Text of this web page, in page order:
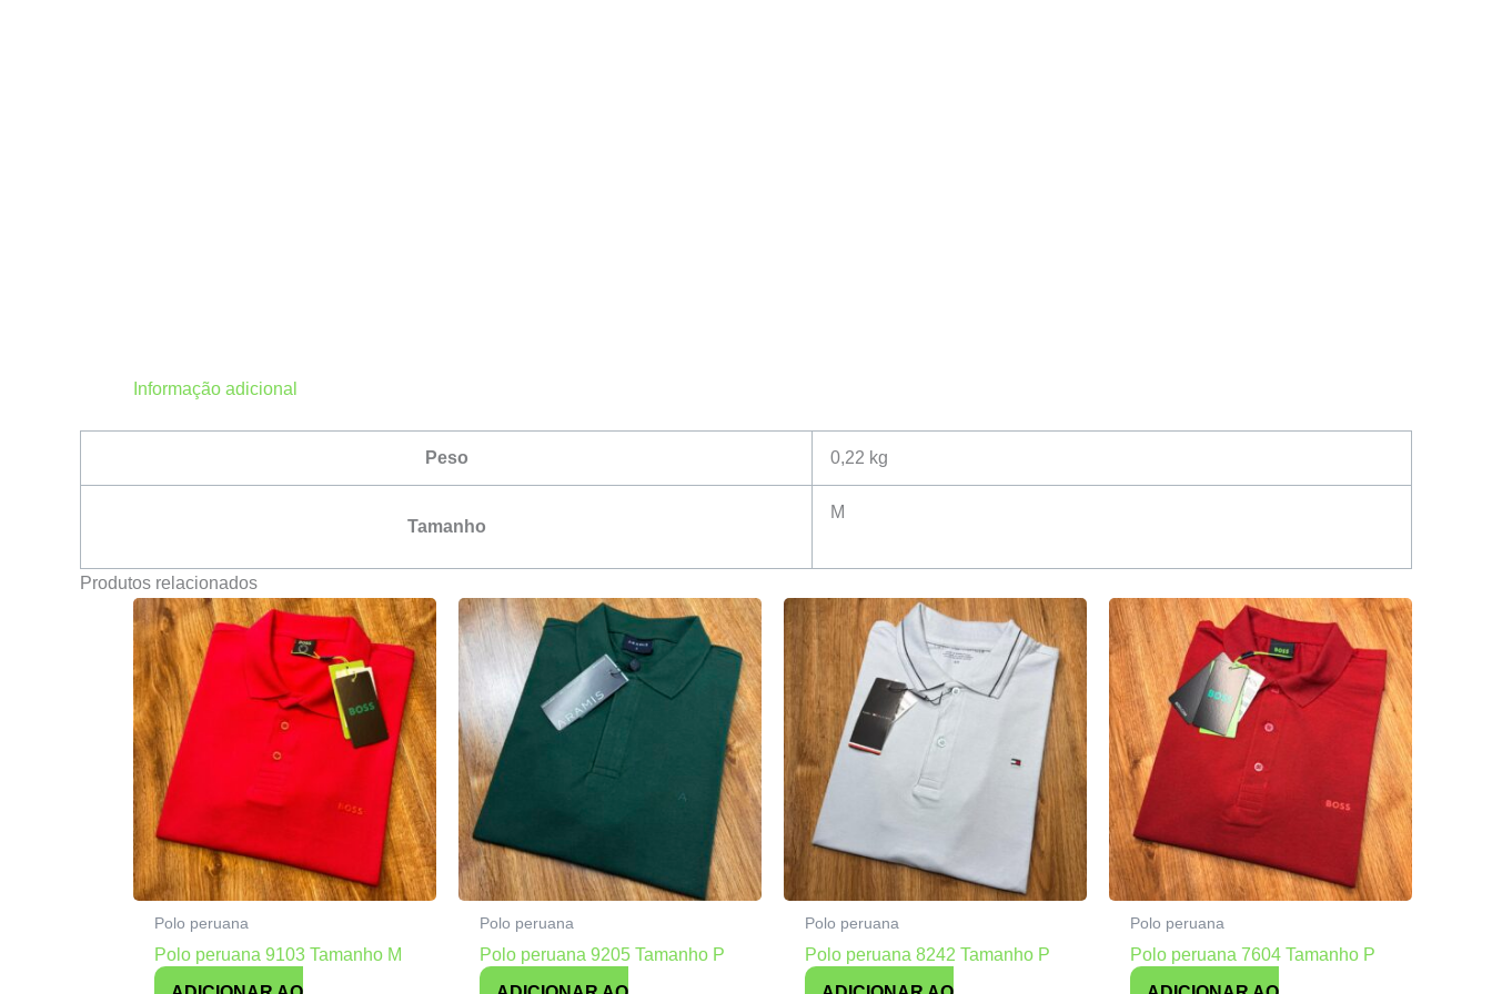
Informação adicional
Peso 0,22 kg
Tamanho
M
Produtos relacionados
Polo peruana
Polo peruana 9103 Tamanho M
Polo peruana
Polo peruana 9205 Tamanho P
Polo peruana
Polo peruana 8242 Tamanho P
Polo peruana
Polo peruana 7604 Tamanho P